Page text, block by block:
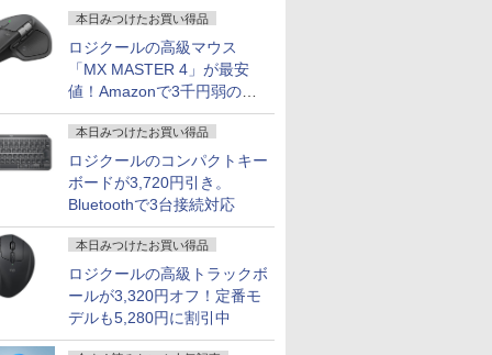
本日みつけたお買い得品
ロジクールの高級マウス
「MX MASTER 4」が最安
値！Amazonで3千円弱の割
引
本日みつけたお買い得品
ロジクールのコンパクトキー
ボードが3,720円引き。
Bluetoothで3台接続対応
本日みつけたお買い得品
ロジクールの高級トラックボ
ールが3,320円オフ！定番モ
デルも5,280円に割引中